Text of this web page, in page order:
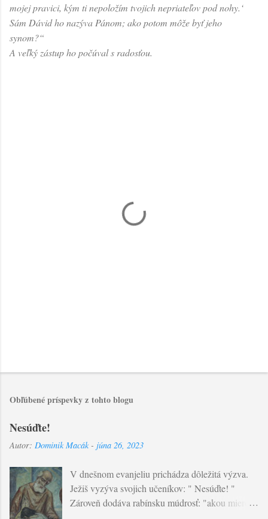
mojej pravici, kým ti nepoložím tvojich nepriateľov pod nohy.‘
Sám Dávid ho nazýva Pánom; ako potom môže byť jeho
synom?“
A veľký zástup ho počúval s radosťou.
Obľúbené príspevky z tohto blogu
Nesúďte!
Autor: Dominik Macák - júna 26, 2023
V dnešnom evanjeliu prichádza dôležitá výzva.
Ježiš vyzýva svojich učeníkov: " Nesúďte! "
Zároveň dodáva rabínsku múdrosť: "akou mierou